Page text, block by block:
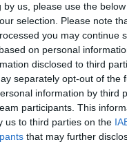
by us, please use the
selection. Please note
you may continue
on personal
disclosed to third
separately opt-out of the
information by third
participants. This
us to third parties on the
that may further
crear uñas de gel o
yduradero. Su
resistencia y
resultados